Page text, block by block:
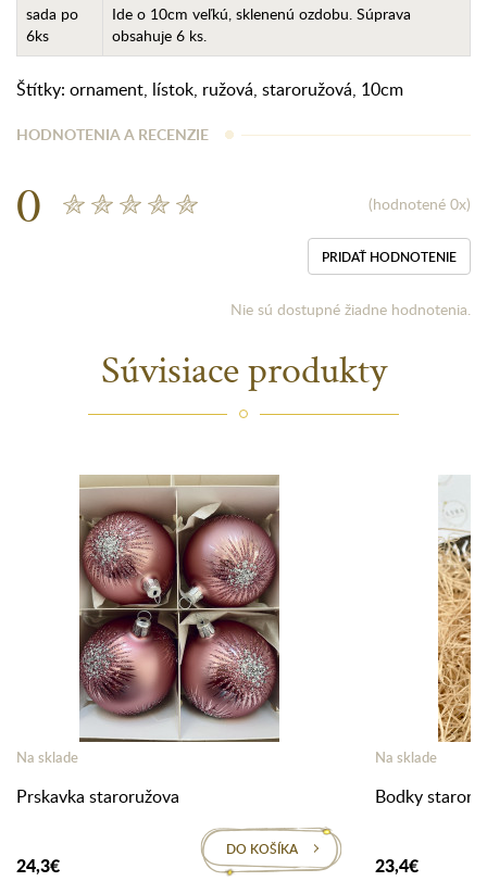
sada po
6ks
Ide o 10cm veľkú, sklenenú ozdobu. Súprava
obsahuje 6 ks.
Štítky: ornament, lístok, ružová, staroružová, 10cm
HODNOTENIA A RECENZIE
0 (hodnotené 0x)
PRIDAŤ HODNOTENIE
Nie sú dostupné žiadne hodnotenia.
Súvisiace produkty
Na sklade
Prskavka staroružova
24,3€
DO KOŠÍKA
Na sklade
Bodky
23,4€